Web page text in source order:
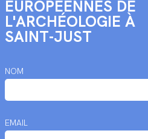
EUROPÉENNES DE
L'ARCHÉOLOGIE À
SAINT-JUST
NOM
EMAIL